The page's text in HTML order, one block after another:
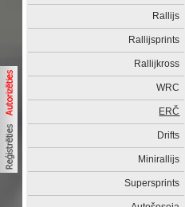
Rallijs
Rallijsprints
Rallijkross
WRC
ERČ
Drifts
Minirallijs
Supersprints